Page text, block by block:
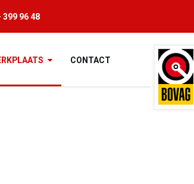
399 96 48
CONTACT